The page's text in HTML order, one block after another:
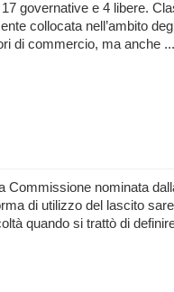
governative e 4 libere.
collocata nell’ambito
di commercio, ma anche ...
Commissione nominata
di utilizzo del lascito
quando si trattò di